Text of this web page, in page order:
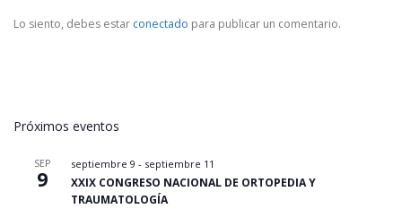
Lo siento, debes estar conectado para publicar un comentario.
Próximos eventos
SEP
9
septiembre 9 - septiembre 11
XXIX CONGRESO NACIONAL DE ORTOPEDIA Y
TRAUMATOLOGÍA